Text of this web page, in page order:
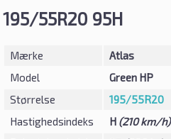
195/55R20 95H
Mærke
Atlas
Model
Green HP
Størrelse
195/55R20
Hastighedsindeks
H (210 km/h)